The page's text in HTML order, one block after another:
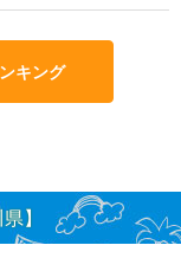
キング
】